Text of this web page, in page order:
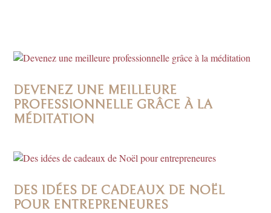
DEVENEZ UNE MEILLEURE
PROFESSIONNELLE GRÂCE À LA
MÉDITATION
DES IDÉES DE CADEAUX DE NOËL
POUR ENTREPRENEURES